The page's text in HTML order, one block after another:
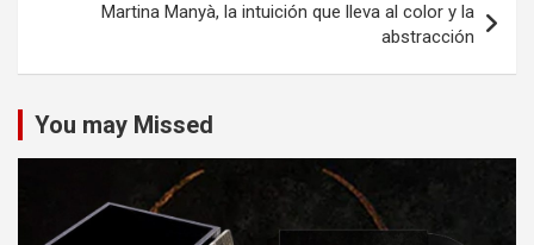
Martina Manyà, la intuición que lleva al color y la
abstracción
You may Missed